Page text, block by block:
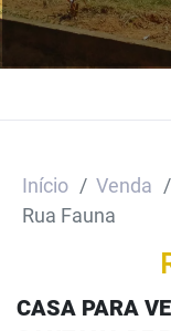
Início Venda
Rua Fauna
CASA PARA